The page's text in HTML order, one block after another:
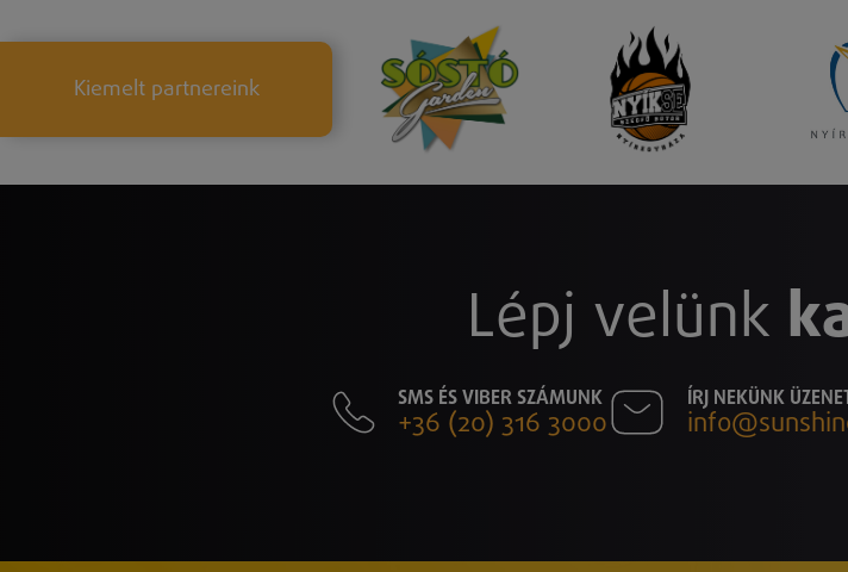
Kiemelt partnereink
Lépj velünk
SMS ÉS VIBER SZÁMUNK
+36 (20) 316 3000
ÍRJ NEKÜNK